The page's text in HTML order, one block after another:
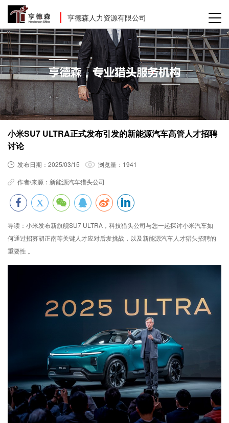
亨德森人力资源有限公司
小米SU7 ULTRA正式发布引发的新能源汽车高管人才招聘
讨论
发布日期： 2025/03/15 浏览量： 1941
作者/来源： 新能源汽车猎头公司
导读： 小米发布新旗舰SU7 ULTRA，科技猎头公司与您一起探讨小米汽车如
何通过招募胡正南等关键人才应对后发挑战，以及新能源汽车人才猎头招聘的
重要性 。